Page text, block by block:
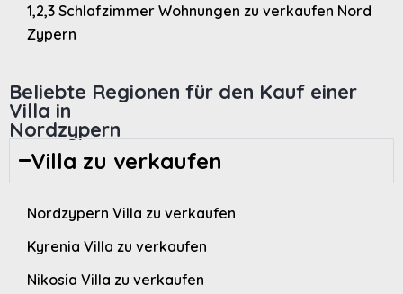
1,2,3 Schlafzimmer Wohnungen zu verkaufen Nord
Zypern
Beliebte Regionen für den Kauf einer
Villa in
Nordzypern
Villa zu verkaufen
Nordzypern Villa zu verkaufen
Kyrenia Villa zu verkaufen
Nikosia Villa zu verkaufen